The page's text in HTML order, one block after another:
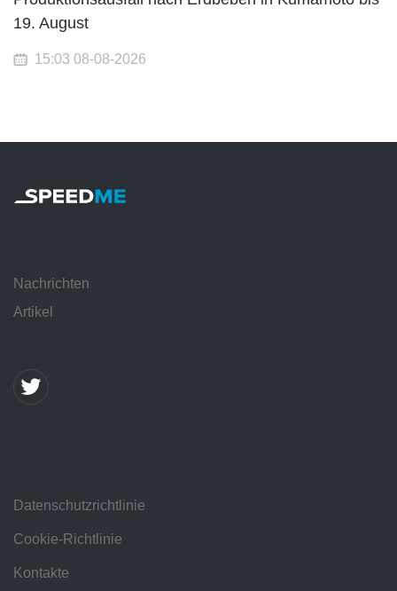
19. August
15:03 08-08-2026
Nachrichten
Artikel
Datenschutzrichtlinie
Cookie-Richtlinie
Kontakte